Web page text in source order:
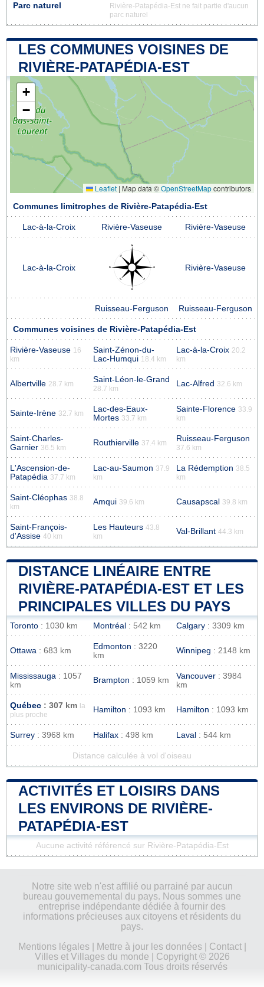
Parc naturel
Rivière-Patapédia-Est ne fait partie d'aucun
parc naturel
LES COMMUNES VOISINES DE
RIVIÈRE-PATAPÉDIA-EST
+
−
Leaflet | Map data ©OpenStreetMapcontributors
Communes limitrophes de Rivière-Patapédia-Est
Lac-à-la-Croix Rivière-Vaseuse Rivière-Vaseuse
Lac-à-la-Croix Rivière-Vaseuse
Ruisseau-Ferguson Ruisseau-Ferguson
Communes voisines de Rivière-Patapédia-Est
Rivière-Vaseuse 16
km
Saint-Zénon-du-
Lac-Humqui 18.4 km
Lac-à-la-Croix 20.2
km
Albertville 28.7 km Saint-Léon-le-Grand
28.7 km
Lac-Alfred 32.6 km
Sainte-Irène 32.7 km
Lac-des-Eaux-
Mortes 33.7 km
Sainte-Florence 33.9
km
Saint-Charles-
Garnier 36.5 km
Routhierville 37.4 km Ruisseau-Ferguson
37.6 km
L'Ascension-de-
Patapédia 37.7 km
Lac-au-Saumon 37.9
km
La Rédemption 38.5
km
Saint-Cléophas 38.8
km
Amqui 39.6 km Causapscal 39.8 km
Saint-François-
d'Assise 40 km
Les Hauteurs 43.8
km
Val-Brillant 44.3 km
DISTANCE LINÉAIRE ENTRE
RIVIÈRE-PATAPÉDIA-EST ET LES
PRINCIPALES VILLES DU PAYS
Toronto : 1030 km Montréal : 542 km Calgary : 3309 km
Ottawa : 683 km Edmonton : 3220
km
Winnipeg : 2148 km
Mississauga : 1057
km
Brampton : 1059 km Vancouver : 3984
km
Québec : 307 km
la
plus proche
Hamilton : 1093 km Hamilton : 1093 km
Surrey : 3968 km Halifax : 498 km Laval : 544 km
Distance calculée à vol d'oiseau
ACTIVITÉS ET LOISIRS DANS
LES ENVIRONS DE RIVIÈRE-
PATAPÉDIA-EST
Aucune activité référencé sur Rivière-Patapédia-Est
Notre site web n'est affilié ou parrainé par aucun
bureau gouvernemental du pays. Nous sommes une
entreprise indépendante dédiée à fournir des
informations précieuses aux citoyens et résidents du
pays.
Mentions légales| Mettre à jour les données| Contact|
Villes et Villages du monde | Copyright © 2026
municipality-canada.com Tous droits réservés